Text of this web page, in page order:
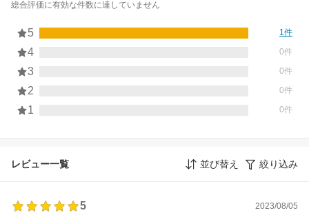
総合評価に有効な件数に達していません
5 1件
4 0件
3 0件
2 0件
1 0件
レビュー一覧 並び替え 絞り込み
5
2023/08/05